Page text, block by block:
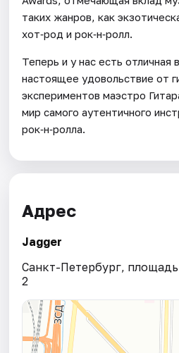
таких жанров, как
хот‑род и рок‑н‑ролл.
Теперь и у нас есть отличная
настоящее удовольствие от
экспериментов маэстро
мир самого аутентичного
рок‑н‑ролла.
Адрес
Jagger
Санкт-Петербург,
2